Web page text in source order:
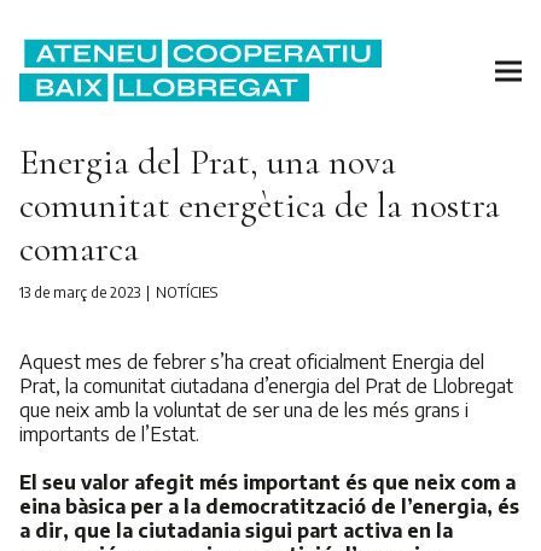
Energia del Prat, una nova
comunitat energètica de la nostra
comarca
13 de març de 2023 NOTÍCIES
Aquest mes de febrer s’ha creat oficialment Energia del
Prat, la comunitat ciutadana d’energia del Prat de Llobregat
que neix amb la voluntat de ser una de les més grans i
importants de l’Estat.
El seu valor afegit més important és que neix com a
eina bàsica per a la democratització de l’energia, és
a dir, que la ciutadania sigui part activa en la